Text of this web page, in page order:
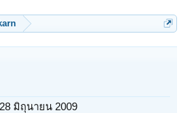
28 มิถุนายน 2009